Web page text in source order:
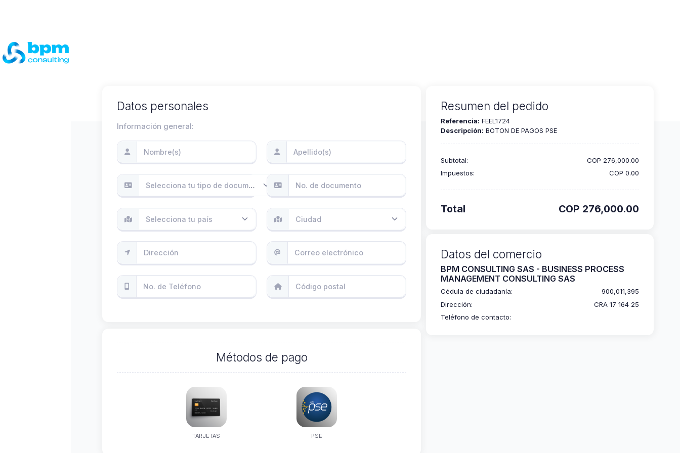
Resumen del pedido
Referencia: FEEL1724
Descripción: BOTON DE PAGOS PSE
Subtotal:
COP 276,000.00
Impuestos:
COP 0.00
Total COP 276,000.00
Datos del comercio
BPM CONSULTING SAS - BUSINESS PROCESS
MANAGEMENT CONSULTING SAS
Cédula de ciudadanía:
900,011,395
Dirección:
CRA 17 164 25
Teléfono de contacto:
Datos personales
Información general:
Selecciona tu tipo de documento
Selecciona tu país Ciudad
Métodos de pago
TARJETAS PSE